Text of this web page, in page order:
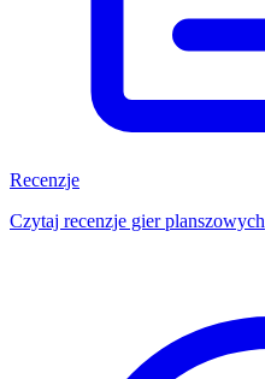
Recenzje
Czytaj recenzje gier planszowych